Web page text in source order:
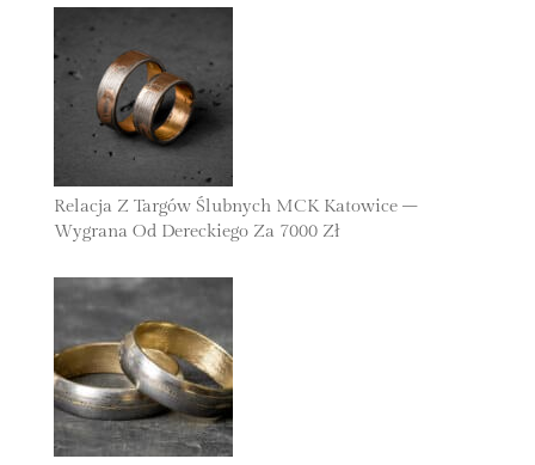
Relacja Z Targów Ślubnych MCK Katowice –
Wygrana Od Dereckiego Za 7000 Zł